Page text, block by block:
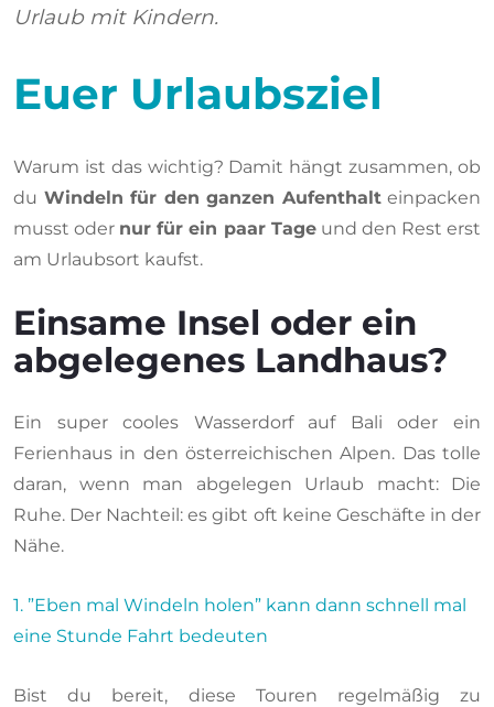
Urlaub mit Kindern.
Euer Urlaubsziel
Warum ist das wichtig? Damit hängt zusammen, ob
du Windeln für den ganzen Aufenthalteinpacken
musst oder nur für ein paar Tageund den Rest erst
am Urlaubsort kaufst.
Einsame Insel oder ein
abgelegenes Landhaus?
Ein super cooles Wasserdorf auf Bali oder ein
Ferienhaus in den österreichischen Alpen. Das tolle
daran, wenn man abgelegen Urlaub macht: Die
Ruhe. Der Nachteil: es gibt oft keine Geschäfte in der
Nähe.
1. ”Eben mal Windeln holen” kann dann schnell mal
eine Stunde Fahrt bedeuten
Bist du bereit, diese Touren regelmäßig zu